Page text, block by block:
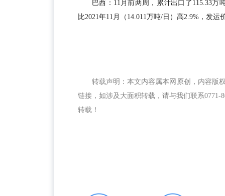
巴西：11月前两周，累计出口了115.33万
比2021年11月（14.011万吨/日）高2.9%，发运
转载声明：本文内容属本网原创，内容版
链接，如涉及大面积转载，请与我们联系
转载！